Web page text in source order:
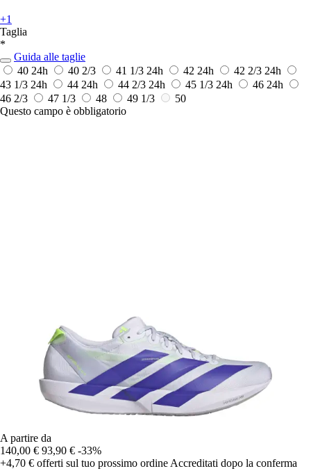
+1
Taglia
*
Guida alle taglie
40 24h 40 2/3 41 1/3 24h 42 24h 42 2/3 24h
43 1/3 24h 44 24h 44 2/3 24h 45 1/3 24h 46 24h
46 2/3
47 1/3 48 49 1/3
50
Questo campo è obbligatorio
A partire da
140,00 € 93,90 € -33%
+4,70 € offerti sul tuo prossimo ordine Accreditati dopo la conferma